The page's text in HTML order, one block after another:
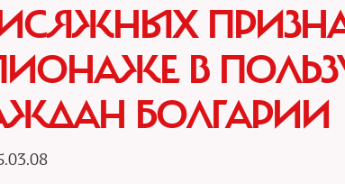
В
БОЛГАРИИ